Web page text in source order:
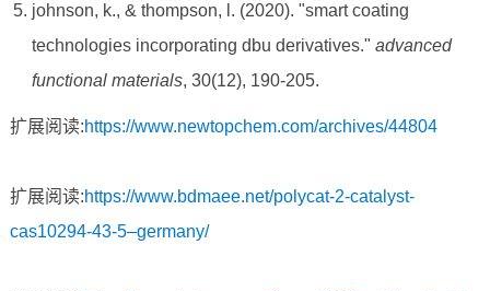
johnson, k., & thompson, l. (2020). "smart coating
technologies incorporating dbu derivatives." advanced
functional materials, 30(12), 190-205.
扩展阅读:https://www.newtopchem.com/archives/44804
扩展阅读:https://www.bdmaee.net/polycat-2-catalyst-
cas10294-43-5–germany/